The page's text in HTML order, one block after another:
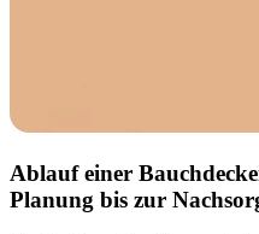
Ablauf einer
Planung bis zur